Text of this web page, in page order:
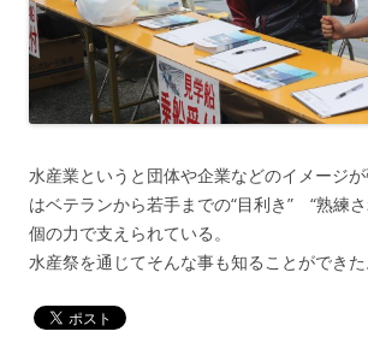
水産業というと団体や企業などのイメージ
はベテランから若手までの“目利き” “熟練
個の力で支えられている。
水産祭を通じてそんな事も知ることができた